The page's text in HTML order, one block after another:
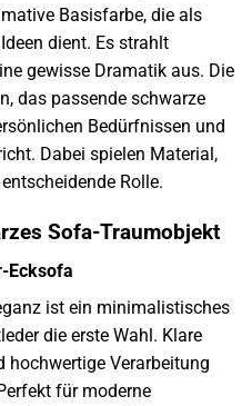
Basisfarbe, die als
dient. Es strahlt
gewisse Dramatik aus. Die
das passende schwarze
Bedürfnissen und
Dabei spielen Material,
Rolle.
Sofa-Traumobjekt
Ecksofa
ist ein minimalistisches
die erste Wahl. Klare
hochwertige Verarbeitung
für moderne